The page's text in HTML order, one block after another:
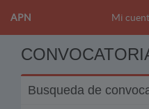
APN Mi
Busqueda de